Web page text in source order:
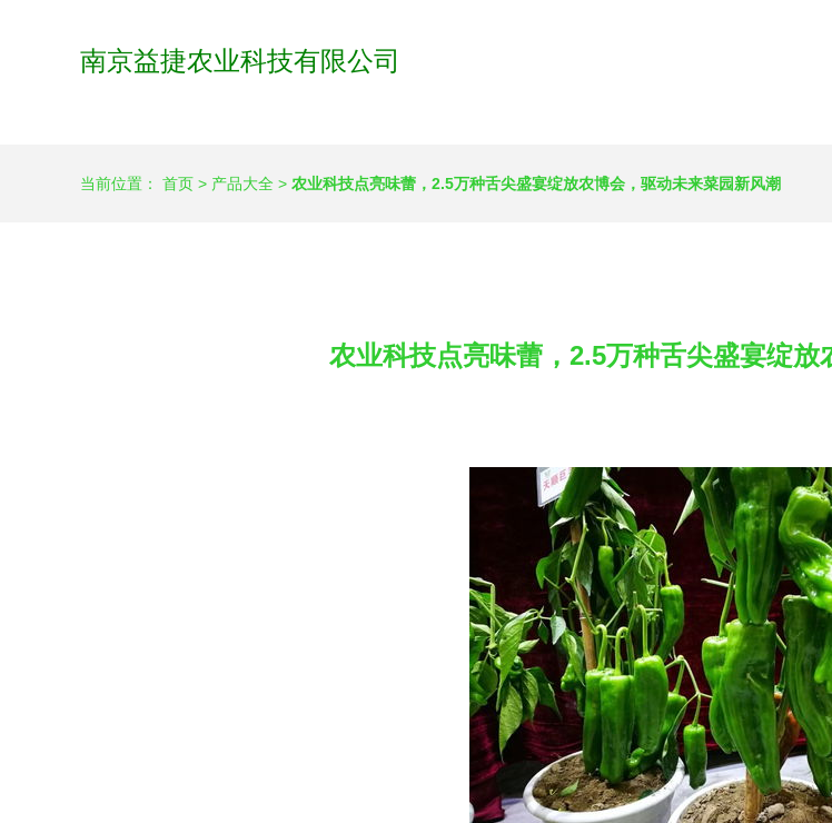
南京益捷农业科技有限公司
当前位置： 首页 > 产品大全 > 农业科技点亮味蕾，2.5万种舌尖盛宴绽放农博会，驱动未来菜园新风潮
农业科技点亮味蕾，2.5万种舌尖盛宴绽放